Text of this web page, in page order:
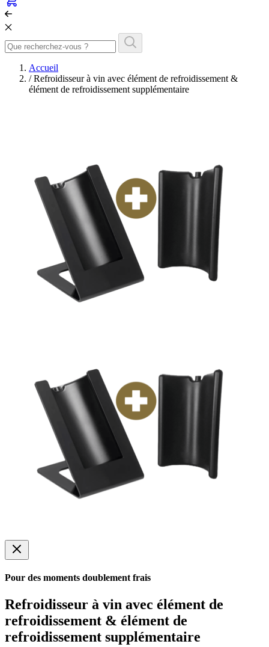
Accueil
/ Refroidisseur à vin avec élément de refroidissement &
élément de refroidissement supplémentaire
Pour des moments doublement frais
Refroidisseur à vin avec élément de
refroidissement & élément de
refroidissement supplémentaire